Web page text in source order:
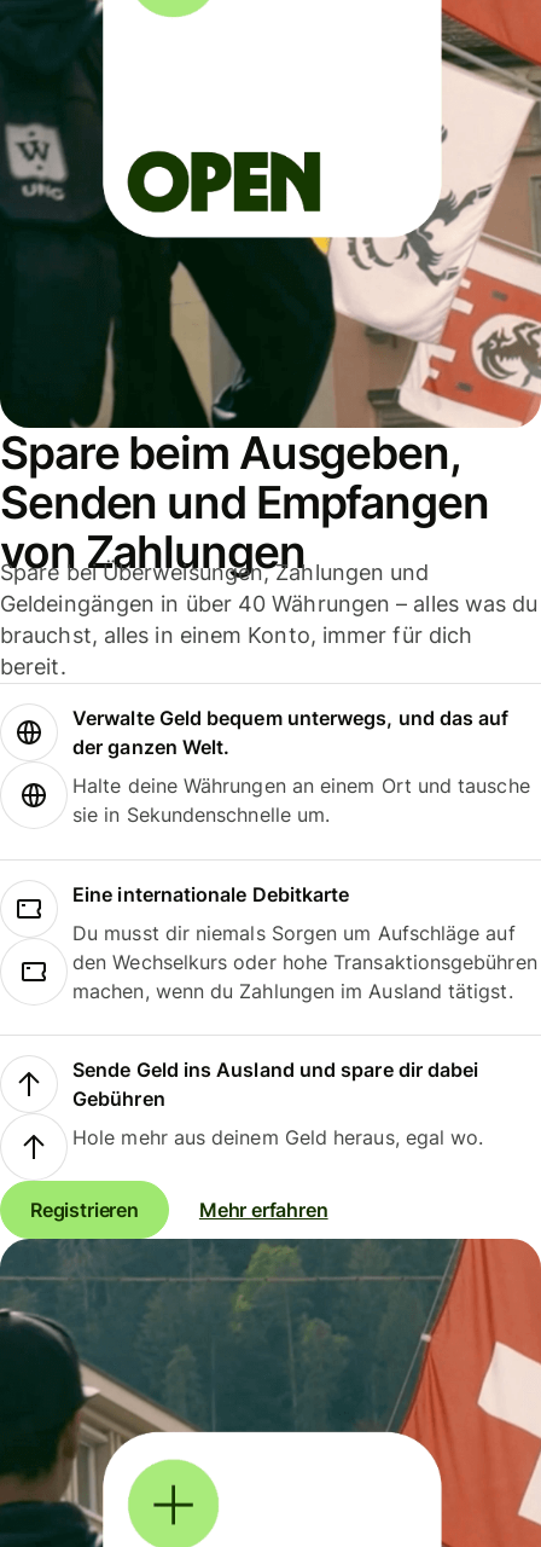
Spare beim Ausgeben,
Senden und Empfangen
von Zahlungen
Spare bei Überweisungen, Zahlungen und
Geldeingängen in über 40 Währungen – alles was du
brauchst, alles in einem Konto, immer für dich
bereit.
Verwalte Geld bequem unterwegs, und das auf
der ganzen Welt.
Halte deine Währungen an einem Ort und tausche
sie in Sekundenschnelle um.
Eine internationale Debitkarte
Du musst dir niemals Sorgen um Aufschläge auf
den Wechselkurs oder hohe Transaktionsgebühren
machen, wenn du Zahlungen im Ausland tätigst.
Sende Geld ins Ausland und spare dir dabei
Gebühren
Hole mehr aus deinem Geld heraus, egal wo.
Registrieren Mehr erfahren